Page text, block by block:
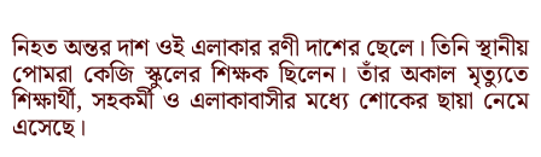
নিহত অন্তর দাশ ওই এলাকার রণী দাশের ছেলে। তিনি স্থানীয়
পোমরা কেজি স্কুলের শিক্ষক ছিলেন। তাঁর অকাল মৃত্যুতে
শিক্ষার্থী, সহকর্মী ও এলাকাবাসীর মধ্যে শোকের ছায়া নেমে
এসেছে।